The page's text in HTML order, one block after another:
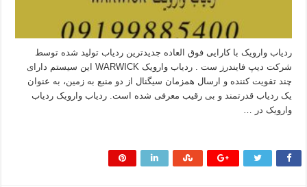
ردیاب وارویک با کارایی فوق العاده جدیدترین ردیاب تولید شده توسط
شرکت دیپ فایندرز ست . ردیاب وارویک WARWICK این سیستم دارای
چند تقویت کننده و ارسال همزمان سیگنال از دو منبع به زمین، به عنوان
یک ردیاب قدرتمند و بی رقیب معرفی شده است. ردیاب وارویک ردیاب
وارویک در …